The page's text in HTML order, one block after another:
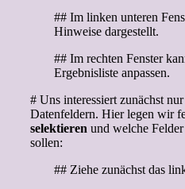
## Im linken unteren
Hinweise dargestellt.
## Im rechten Fenster
Ergebnisliste anpassen.
# Uns interessiert zunächst
Datenfeldern. Hier legen wir
selektieren und welche
sollen:
## Ziehe zunächst das